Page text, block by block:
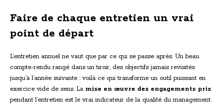
Faire de chaque entretien un vrai
point de départ
L’entretien annuel ne vaut que par ce qui se passe après. Un beau
compte-rendu rangé dans un tiroir, des objectifs jamais revisités
jusqu’à l’année suivante : voilà ce qui transforme un outil puissant en
exercice vide de sens. La mise en œuvre des engagements pris
pendant l’entretien est le vrai indicateur de la qualité du management.